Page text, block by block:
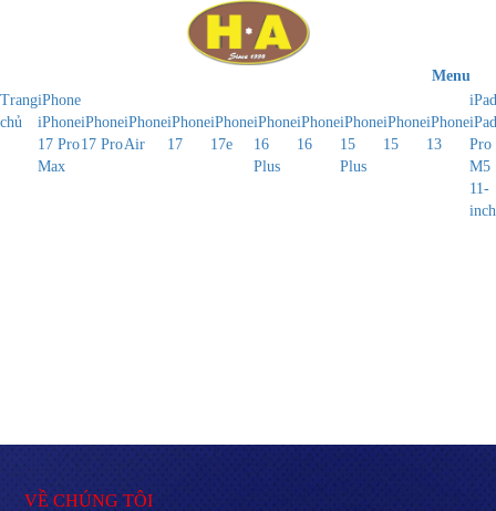
Menu
Trang
chủ
iPhone
iPhone
17 Pro
Max
iPhone
17 Pro
iPhone
Air
iPhone
17
iPhone
17e
iPhone
16
Plus
iPhone
16
iPhone
15
Plus
iPhone
15
iPhone
13
iPad
iPad
Pro
M5
11-
inch
VỀ CHÚNG TÔI